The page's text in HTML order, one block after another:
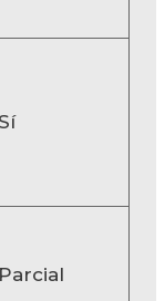
Sí
Parcial